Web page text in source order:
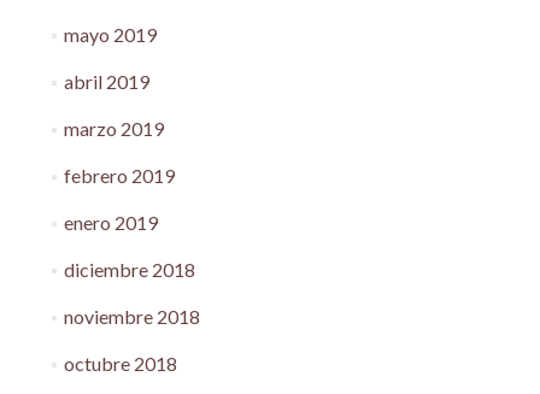
mayo 2019
abril 2019
marzo 2019
febrero 2019
enero 2019
diciembre 2018
noviembre 2018
octubre 2018